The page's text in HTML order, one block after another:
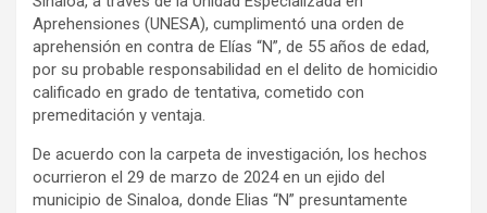
Aprehensiones (UNESA), cumplimentó una orden de
aprehensión en contra de Elías “N”, de 55 años de edad,
por su probable responsabilidad en el delito de homicidio
calificado en grado de tentativa, cometido con
premeditación y ventaja.
De acuerdo con la carpeta de investigación, los hechos
ocurrieron el 29 de marzo de 2024 en un ejido del
municipio de Sinaloa, donde Elias “N” presuntamente